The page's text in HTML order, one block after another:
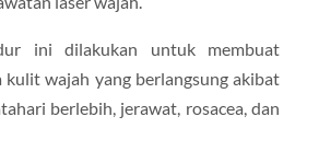
ini dilakukan untuk membuat
kulit wajah yang berlangsung akibat
berlebih, jerawat, rosacea, dan